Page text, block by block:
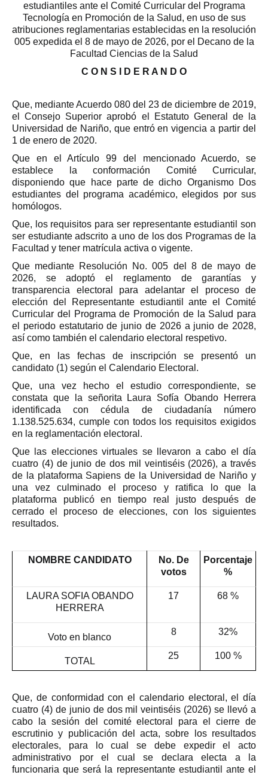
estudiantiles ante el Comité Curricular del Programa
Tecnología en Promoción de la Salud, en uso de sus
atribuciones reglamentarias establecidas en la resolución
005 expedida el 8 de mayo de 2026, por el Decano de la
Facultad Ciencias de la Salud
C O N S I D E R A N D O
Que, mediante Acuerdo 080 del 23 de diciembre de 2019,
el Consejo Superior aprobó el Estatuto General de la
Universidad de Nariño, que entró en vigencia a partir del
1 de enero de 2020.
Que en el Artículo 99 del mencionado Acuerdo, se
establece la conformación Comité Curricular,
disponiendo que hace parte de dicho Organismo Dos
estudiantes del programa académico, elegidos por sus
homólogos.
Que, los requisitos para ser representante estudiantil son
ser estudiante adscrito a uno de los dos Programas de la
Facultad y tener matrícula activa o vigente.
Que mediante Resolución No. 005 del 8 de mayo de
2026, se adoptó el reglamento de garantías y
transparencia electoral para adelantar el proceso de
elección del Representante estudiantil ante el Comité
Curricular del Programa de Promoción de la Salud para
el periodo estatutario de junio de 2026 a junio de 2028,
así como también el calendario electoral respetivo.
Que, en las fechas de inscripción se presentó un
candidato (1) según el Calendario Electoral.
Que, una vez hecho el estudio correspondiente, se
constata que la señorita Laura Sofía Obando Herrera
identificada con cédula de ciudadanía número
1.138.525.634, cumple con todos los requisitos exigidos
en la reglamentación electoral.
Que las elecciones virtuales se llevaron a cabo el día
cuatro (4) de junio de dos mil veintiséis (2026), a través
de la plataforma Sapiens de la Universidad de Nariño y
una vez culminado el proceso y ratifica lo que la
plataforma publicó en tiempo real justo después de
cerrado el proceso de elecciones, con los siguientes
resultados.
NOMBRE CANDIDATO
No. De
votos
Porcentaje
%
LAURA SOFIA OBANDO
HERRERA
17 68 %
Voto en blanco
8 32%
TOTAL
25 100 %
Que, de conformidad con el calendario electoral, el día
cuatro (4) de junio de dos mil veintiséis (2026) se llevó a
cabo la sesión del comité electoral para el cierre de
escrutinio y publicación del acta, sobre los resultados
electorales, para lo cual se debe expedir el acto
administrativo por el cual se declara electa a la
funcionaria que será la representante estudiantil ante el